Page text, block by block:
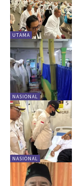
UTAMA
NASIONAL
NASIONAL